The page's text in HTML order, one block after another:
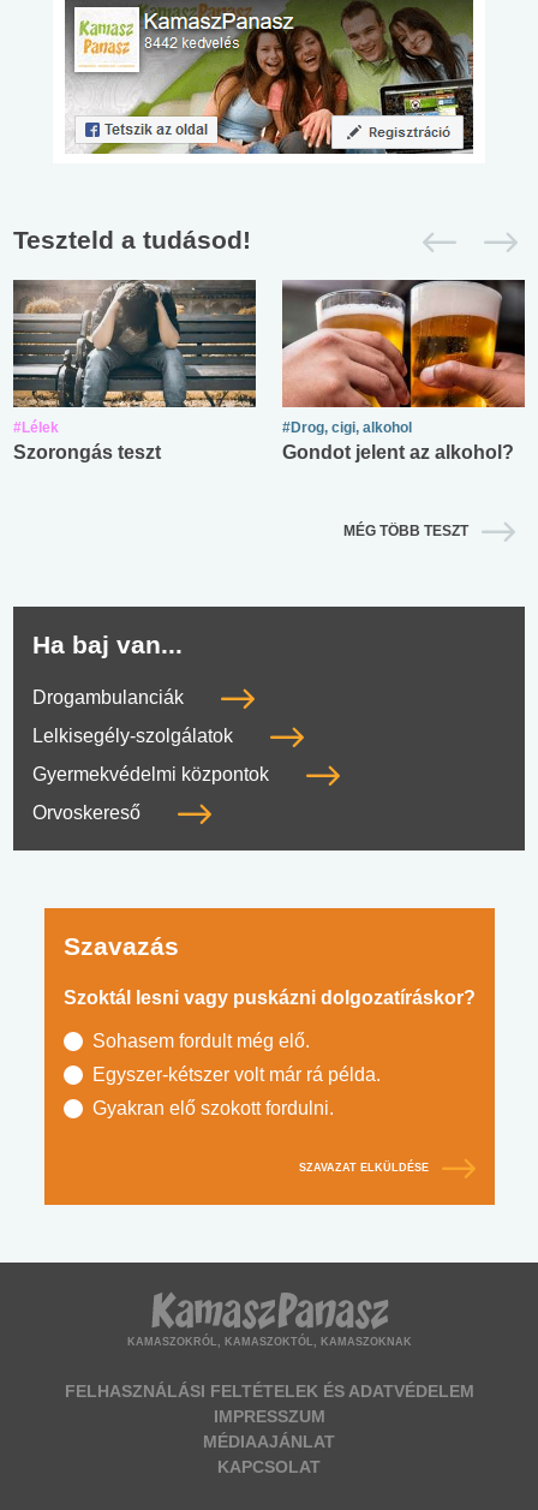
Teszteld a tudásod!
#Lélek
Szorongás teszt
#Drog, cigi, alkohol
Gondot jelent az alkohol?
MÉG TÖBB TESZT
Ha baj van...
Drogambulanciák
Lelkisegély-szolgálatok
Gyermekvédelmi központok
Orvoskereső
Szavazás
Szoktál lesni vagy puskázni dolgozatíráskor?
Sohasem fordult még elő.
Egyszer-kétszer volt már rá példa.
Gyakran elő szokott fordulni.
SZAVAZAT ELKÜLDÉSE
KAMASZOKRÓL, KAMASZOKTÓL, KAMASZOKNAK
FELHASZNÁLÁSI FELTÉTELEK ÉS ADATVÉDELEM
IMPRESSZUM
MÉDIAAJÁNLAT
KAPCSOLAT